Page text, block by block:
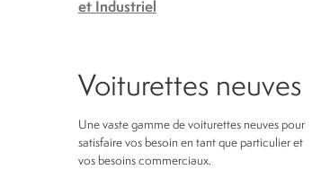
et Industriel
Voiturettes neuves
Une vaste gamme de voiturettes neuves pour
satisfaire vos besoin en tant que particulier et
vos besoins commerciaux.